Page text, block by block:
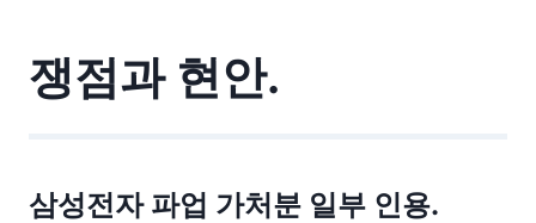
쟁점과 현안.
삼성전자 파업 가처분 일부 인용.